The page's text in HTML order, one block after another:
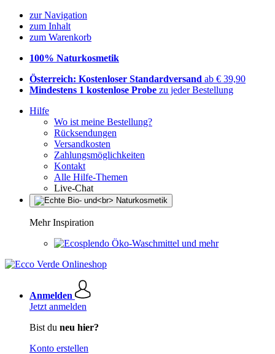
zur Navigation
zum Inhalt
zum Warenkorb
100% Naturkosmetik
Österreich: Kostenloser Standardversand ab € 39,90
Mindestens 1 kostenlose Probe zu jeder Bestellung
Hilfe
Wo ist meine Bestellung?
Rücksendungen
Versandkosten
Zahlungsmöglichkeiten
Kontakt
Alle Hilfe-Themen
Live-Chat
Mehr Inspiration
Öko-Waschmittel und mehr
Anmelden
Jetzt anmelden
Bist du neu hier?
Konto erstellen